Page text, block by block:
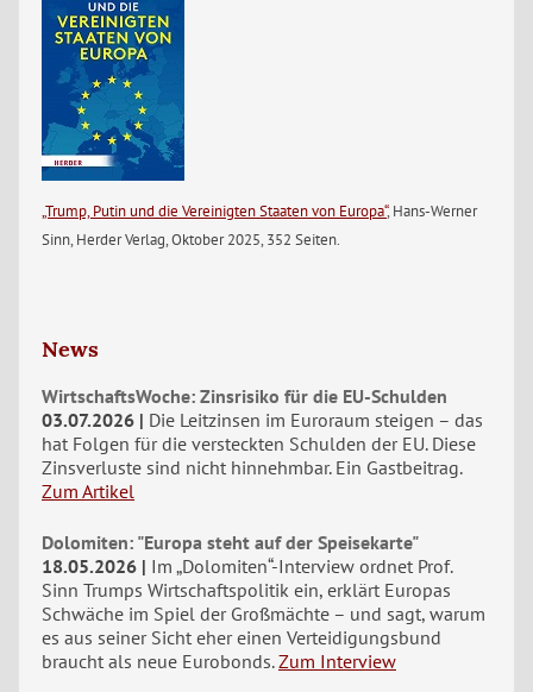
„Trump, Putin und die Vereinigten Staaten von Europa“, Hans-Werner
Sinn, Herder Verlag, Oktober 2025, 352 Seiten.
News
WirtschaftsWoche: Zinsrisiko für die EU-Schulden
03.07.2026
Die Leitzinsen im Euroraum steigen – das
hat Folgen für die versteckten Schulden der EU. Diese
Zinsverluste sind nicht hinnehmbar. Ein Gastbeitrag.
Zum Artikel
Dolomiten: "Europa steht auf der Speisekarte"
18.05.2026
Im „Dolomiten“-Interview ordnet Prof.
Sinn Trumps Wirtschaftspolitik ein, erklärt Europas
Schwäche im Spiel der Großmächte – und sagt, warum
es aus seiner Sicht eher einen Verteidigungsbund
braucht als neue Eurobonds. Zum Interview